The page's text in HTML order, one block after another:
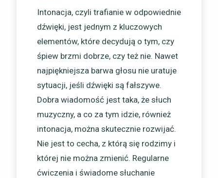
Intonacja, czyli trafianie w odpowiednie
dźwięki, jest jednym z kluczowych
elementów, które decydują o tym, czy
śpiew brzmi dobrze, czy też nie. Nawet
najpiękniejsza barwa głosu nie uratuje
sytuacji, jeśli dźwięki są fałszywe.
Dobra wiadomość jest taka, że słuch
muzyczny, a co za tym idzie, również
intonacja, można skutecznie rozwijać.
Nie jest to cecha, z którą się rodzimy i
której nie można zmienić. Regularne
ćwiczenia i świadome słuchanie